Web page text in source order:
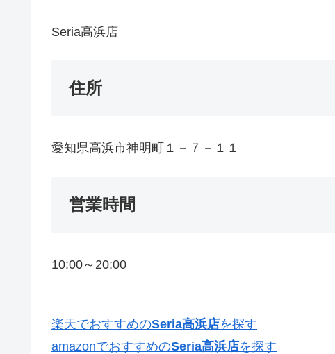
Seria高浜店
住所
愛知県高浜市神明町１－７－１１
営業時間
10:00～20:00
楽天でおすすめのSeria高浜店を探す
amazonでおすすめのSeria高浜店を探す